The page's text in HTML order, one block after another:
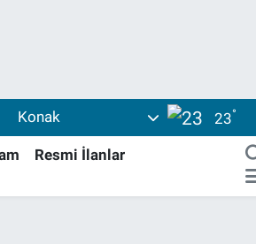
Konak 23°
Resmi İlanlar